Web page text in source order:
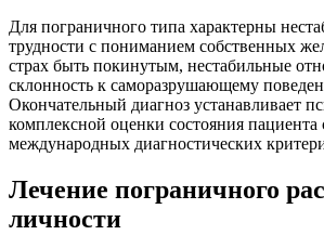
Для пограничного типа характерны
трудности с пониманием собственных
страх быть покинутым, нестабильные
склонность к саморазрушающему
Окончательный диагноз устанавливает
комплексной оценки состояния пациента
международных диагностических
Лечение пограничного
личности